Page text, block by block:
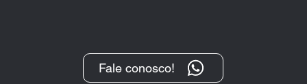
“O Protesto, após sua transformação
Fale conosco!